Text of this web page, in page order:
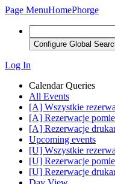
Page MenuHomePhorge
Configure Global
Log In
Calendar Queries
All Events
[A] Wszystkie
[A] Rezerwacje
[A] Rezerwacje
Upcoming events
[U] Wszystkie
[U] Rezerwacje
[U] Rezerwacje